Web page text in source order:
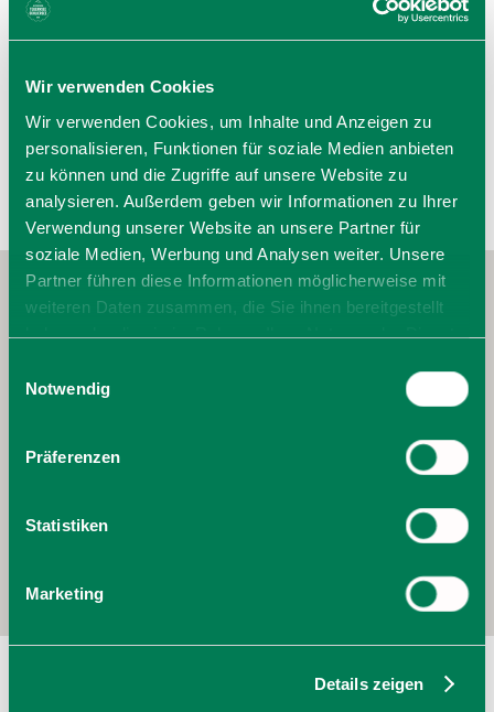
Wir verwenden Cookies
Wir verwenden Cookies, um Inhalte und Anzeigen zu
personalisieren, Funktionen für soziale Medien anbieten
zu können und die Zugriffe auf unsere Website zu
analysieren. Außerdem geben wir Informationen zu Ihrer
Verwendung unserer Website an unsere Partner für
soziale Medien, Werbung und Analysen weiter. Unsere
Partner führen diese Informationen möglicherweise mit
weiteren Daten zusammen, die Sie ihnen bereitgestellt
haben oder die sie im Rahmen Ihrer Nutzung der Dienste
Cookies, wenn Sie unsere Webseite weiterhin nutzen.
Notwendig
Präferenzen
Statistiken
Marketing
Details zeigen
Tel.: 08025 1389
zur Website